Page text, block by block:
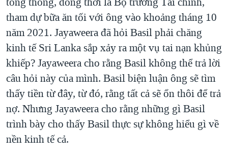
tham dự bữa ăn tối với ông vào khoảng tháng 10
năm 2021. Jayaweera đã hỏi Basil phải chăng
kinh tế Sri Lanka sắp xảy ra một vụ tai nạn khủng
khiếp? Jayaweera cho rằng Basil không thể trả lời
câu hỏi này của mình. Basil biện luận ông sẽ tìm
thấy tiền từ đây, từ đó, rằng tất cả sẽ ổn thôi để trả
nợ. Nhưng Jayaweera cho rằng những gì Basil
trình bày cho thấy Basil thực sự không hiểu gì về
nền kinh tế cả.